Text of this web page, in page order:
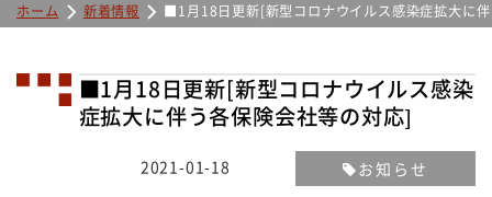
ホーム 新着情報 ■1月18日更新[新型コロナウイルス感染症拡大に
■1月18日更新[新型コロナウイルス感染
症拡大に伴う各保険会社等の対応]
2021-01-18 お知らせ